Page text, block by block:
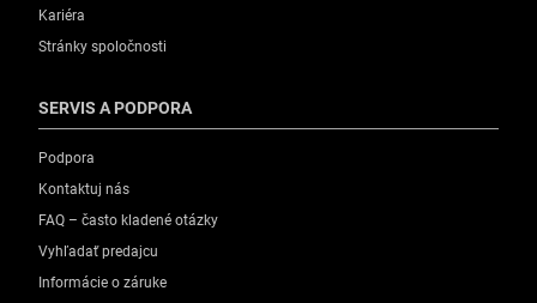
Kariéra
Stránky spoločnosti
SERVIS A PODPORA
Podpora
Kontaktuj nás
FAQ – často kladené otázky
Vyhľadať predajcu
Informácie o záruke